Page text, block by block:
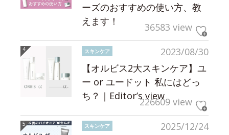
ーズのおすすめの使い方、教
えます！
36583 view
2023/08/30
スキンケア
【オルビス2大スキンケア】ユ
ー or ユードット 私にはどっ
ち？｜Editor’s view226609 view
2025/12/24
スキンケア